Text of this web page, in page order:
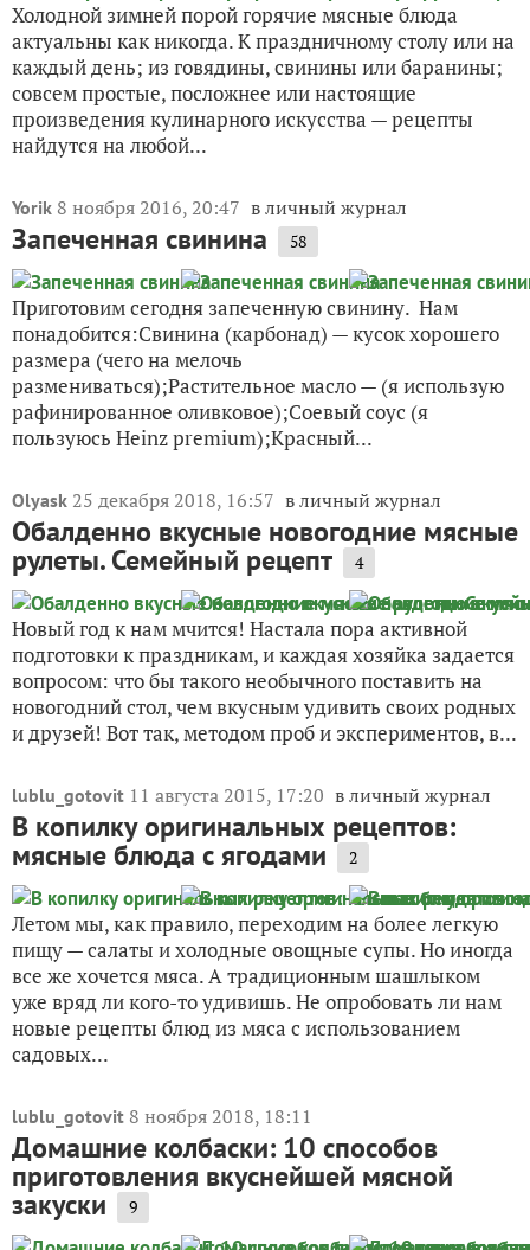
Холодной зимней порой горячие мясные блюда
актуальны как никогда. К праздничному столу или на
каждый день; из говядины, свинины или баранины;
совсем простые, посложнее или настоящие
произведения кулинарного искусства — рецепты
найдутся на любой...
Yorik 8 ноября 2016, 20:47 в личный журнал
Запеченная свинина 58
Приготовим сегодня запеченную свинину. Нам
понадобится:Свинина (карбонад) — кусок хорошего
размера (чего на мелочь
размениваться);Растительное масло — (я использую
рафинированное оливковое);Соевый соус (я
пользуюсь Heinz premium);Красный...
Olyask 25 декабря 2018, 16:57 в личный журнал
Обалденно вкусные новогодние мясные
рулеты. Семейный рецепт 4
Новый год к нам мчится! Настала пора активной
подготовки к праздникам, и каждая хозяйка задается
вопросом: что бы такого необычного поставить на
новогодний стол, чем вкусным удивить своих родных
и друзей! Вот так, методом проб и экспериментов, в...
lublu_gotovit 11 августа 2015, 17:20 в личный журнал
В копилку оригинальных рецептов:
мясные блюда с ягодами 2
Летом мы, как правило, переходим на более легкую
пищу — салаты и холодные овощные супы. Но иногда
все же хочется мяса. А традиционным шашлыком
уже вряд ли кого-то удивишь. Не опробовать ли нам
новые рецепты блюд из мяса с использованием
садовых...
lublu_gotovit 8 ноября 2018, 18:11
Домашние колбаски: 10 способов
приготовления вкуснейшей мясной
закуски 9